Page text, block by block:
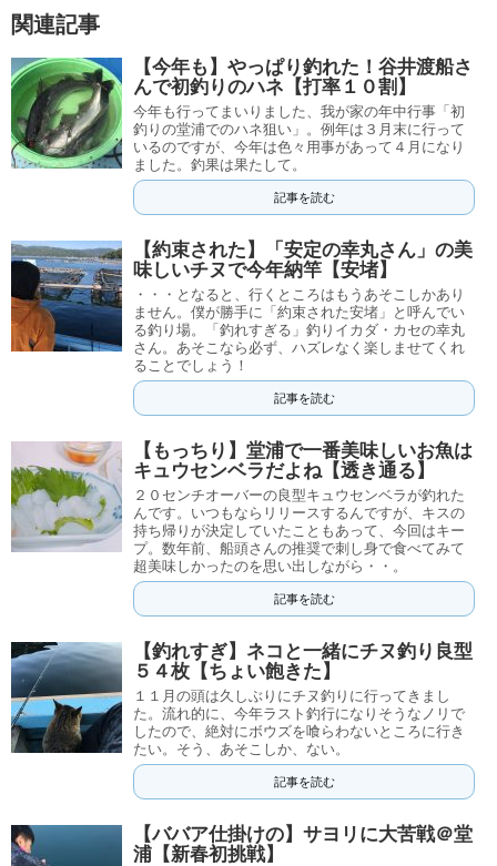
関連記事
【今年も】やっぱり釣れた！谷井渡船さ
んで初釣りのハネ【打率１０割】
今年も行ってまいりました、我が家の年中行事「初
釣りの堂浦でのハネ狙い」。例年は３月末に行って
いるのですが、今年は色々用事があって４月になり
ました。釣果は果たして。
記事を読む
【約束された】「安定の幸丸さん」の美
味しいチヌで今年納竿【安堵】
・・・となると、行くところはもうあそこしかあり
ません。僕が勝手に「約束された安堵」と呼んでい
る釣り場。「釣れすぎる」釣りイカダ・カセの幸丸
さん。あそこなら必ず、ハズレなく楽しませてくれ
ることでしょう！
記事を読む
【もっちり】堂浦で一番美味しいお魚は
キュウセンベラだよね【透き通る】
２０センチオーバーの良型キュウセンベラが釣れた
んです。いつもならリリースするんですが、キスの
持ち帰りが決定していたこともあって、今回はキー
プ。数年前、船頭さんの推奨で刺し身で食べてみて
超美味しかったのを思い出しながら・・。
記事を読む
【釣れすぎ】ネコと一緒にチヌ釣り良型
５４枚【ちょい飽きた】
１１月の頭は久しぶりにチヌ釣りに行ってきまし
た。流れ的に、今年ラスト釣行になりそうなノリで
したので、絶対にボウズを喰らわないところに行き
たい。そう、あそこしか、ない。
記事を読む
【ババア仕掛けの】サヨリに大苦戦＠堂
浦【新春初挑戦】